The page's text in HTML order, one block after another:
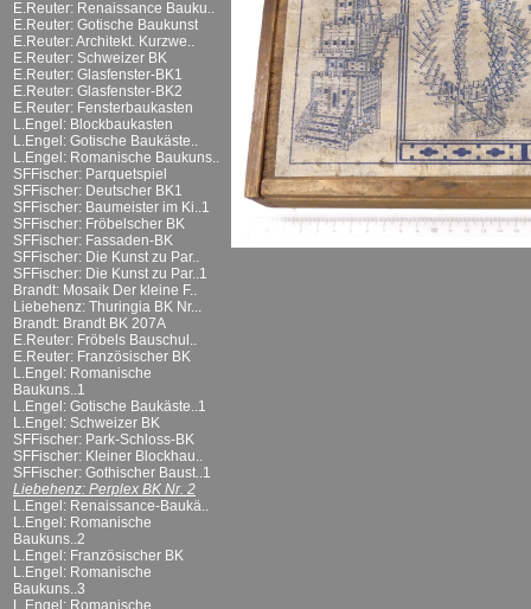
E.Reuter: Renaissance Bauku..
E.Reuter: Gotische Baukunst
E.Reuter: Architekt. Kurzwe..
E.Reuter: Schweizer BK
E.Reuter: Glasfenster-BK1
E.Reuter: Glasfenster-BK2
E.Reuter: Fensterbaukasten
L.Engel: Blockbaukasten
L.Engel: Gotische Baukäste..
L.Engel: Romanische Baukuns..
SFFischer: Parquetspiel
SFFischer: Deutscher BK1
SFFischer: Baumeister im Ki..1
SFFischer: Fröbelscher BK
SFFischer: Fassaden-BK
SFFischer: Die Kunst zu Par..
SFFischer: Die Kunst zu Par..1
Brandt: Mosaik Der kleine F..
Liebehenz: Thuringia BK Nr...
Brandt: Brandt BK 207A
E.Reuter: Fröbels Bauschul..
E.Reuter: Französischer BK
L.Engel: Romanische
Baukuns..1
L.Engel: Gotische Baukäste..1
L.Engel: Schweizer BK
SFFischer: Park-Schloss-BK
SFFischer: Kleiner Blockhau..
SFFischer: Gothischer Baust..1
Liebehenz: Perplex BK Nr. 2
L.Engel: Renaissance-Baukä..
L.Engel: Romanische
Baukuns..2
L.Engel: Französischer BK
L.Engel: Romanische
Baukuns..3
L.Engel: Romanische